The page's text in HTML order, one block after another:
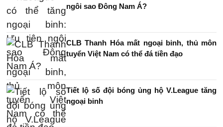
ngôi sao Đông Nam Á?
CLB Thanh Hóa mất ngoại binh, thủ môn
tuyển Việt Nam có thể đá tiền đạo
Tiết lộ số đội bóng ủng hộ V.League tăng
ngoại binh